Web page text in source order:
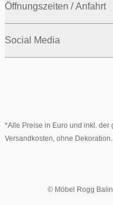
Öffnungszeiten / Anfahrt
Social Media
*Alle Preise in Euro und inkl. der
Versandkosten, ohne
© Möbel Rogg